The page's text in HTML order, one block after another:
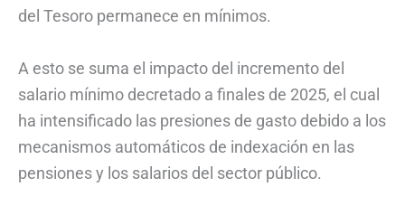
del Tesoro permanece en mínimos.
A esto se suma el impacto del incremento del
salario mínimo decretado a finales de 2025, el cual
ha intensificado las presiones de gasto debido a los
mecanismos automáticos de indexación en las
pensiones y los salarios del sector público.